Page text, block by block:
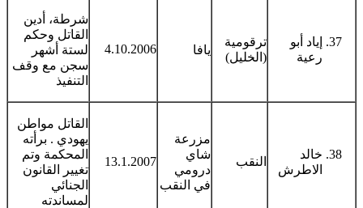
إياد أبو
رعية
ترقومية
(الخليل)
يافا 4.10.2006
شرطة، أدين
القاتل وحكم
لستة أشهر
سجن مع وقف
التنفيذ
خالد
الاطرش
النقب
مزرعة
شاي
درومي
في النقب
13.1.2007
القاتل مواطن
يهودي . برأته
المحكمة وتم
تغيير القانون
الجنائي
لمساندته